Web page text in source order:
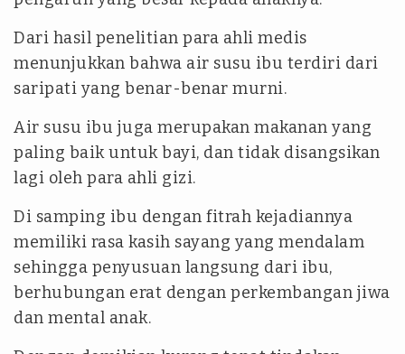
Dari hasil penelitian para ahli medis
menunjukkan bahwa air susu ibu terdiri dari
saripati yang benar-benar murni.
Air susu ibu juga merupakan makanan yang
paling baik untuk bayi, dan tidak disangsikan
lagi oleh para ahli gizi.
Di samping ibu dengan fitrah kejadiannya
memiliki rasa kasih sayang yang mendalam
sehingga penyusuan langsung dari ibu,
berhubungan erat dengan perkembangan jiwa
dan mental anak.